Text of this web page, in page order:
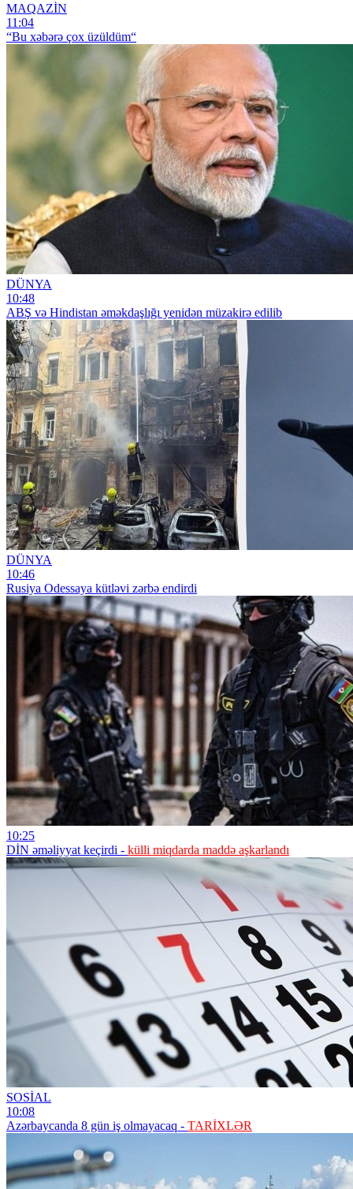
MAQAZİN
11:04
“Bu xəbərə çox üzüldüm“
DÜNYA
10:48
ABŞ və Hindistan əməkdaşlığı yenidən müzakirə edilib
DÜNYA
10:46
Rusiya Odessaya kütləvi zərbə endirdi
10:25
DİN əməliyyat keçirdi - külli miqdarda maddə aşkarlandı
SOSİAL
10:08
Azərbaycanda 8 gün iş olmayacaq - TARİXLƏR